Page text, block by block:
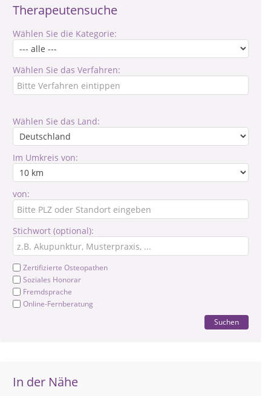
Therapeutensuche
Wählen Sie die Kategorie:
Wählen Sie das Verfahren:
Wählen Sie das Land:
Im Umkreis von:
von:
Stichwort (optional):
Zertifizierte Osteopathen
Soziales Honorar
Fremdsprache
Online-Fernberatung
Suchen
In der Nähe